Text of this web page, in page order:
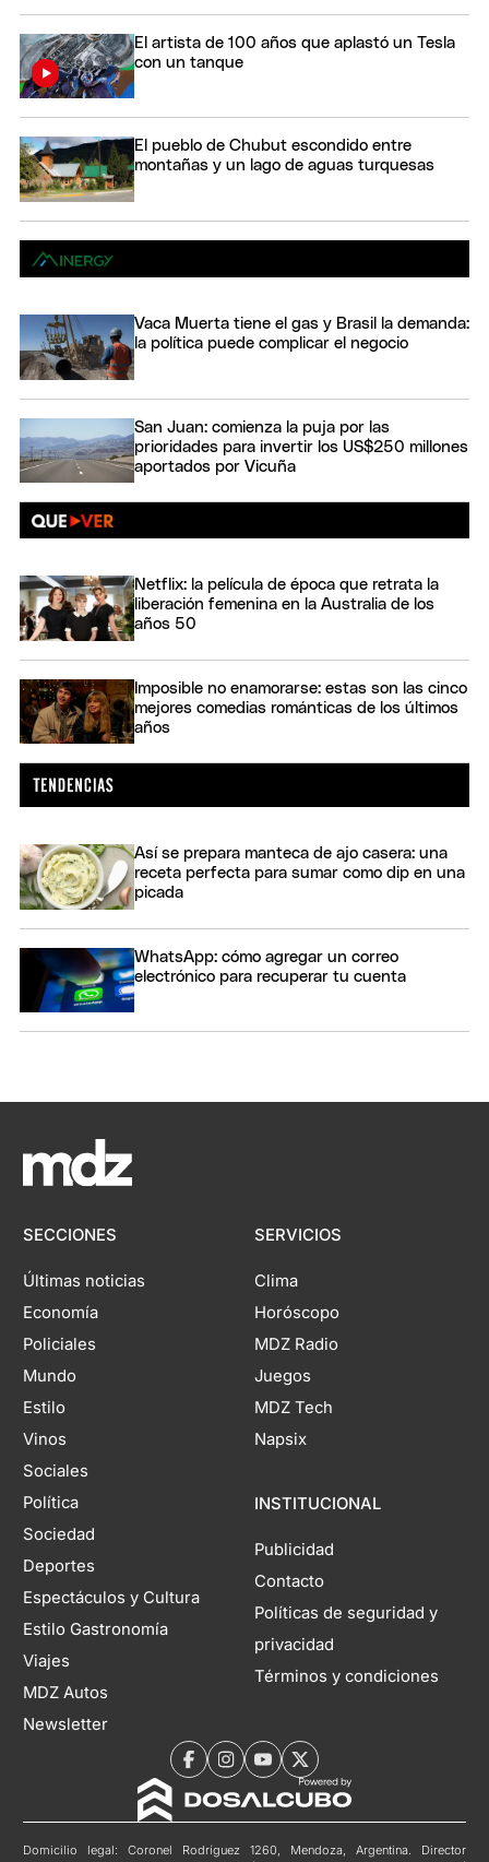
El artista de 100 años que aplastó un Tesla
con un tanque
El pueblo de Chubut escondido entre
montañas y un lago de aguas turquesas
Vaca Muerta tiene el gas y Brasil la demanda:
la política puede complicar el negocio
San Juan: comienza la puja por las
prioridades para invertir los US$250 millones
aportados por Vicuña
Netflix: la película de época que retrata la
liberación femenina en la Australia de los
años 50
Imposible no enamorarse: estas son las cinco
mejores comedias románticas de los últimos
años
Así se prepara manteca de ajo casera: una
receta perfecta para sumar como dip en una
picada
WhatsApp: cómo agregar un correo
electrónico para recuperar tu cuenta
SECCIONES
Últimas noticias
Economía
Policiales
Mundo
Estilo
Vinos
Sociales
Política
Sociedad
Deportes
Espectáculos y Cultura
Estilo Gastronomía
Viajes
MDZ Autos
Newsletter
SERVICIOS
Clima
Horóscopo
MDZ Radio
Juegos
MDZ Tech
Napsix
INSTITUCIONAL
Publicidad
Contacto
Políticas de seguridad y
privacidad
Términos y condiciones
Domicilio legal: Coronel Rodríguez 1260, Mendoza, Argentina. Director